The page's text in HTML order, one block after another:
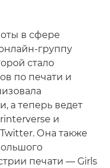
в сфере
группу
стало
по печати и
а теперь ведет
и
Она также
печати — Girls